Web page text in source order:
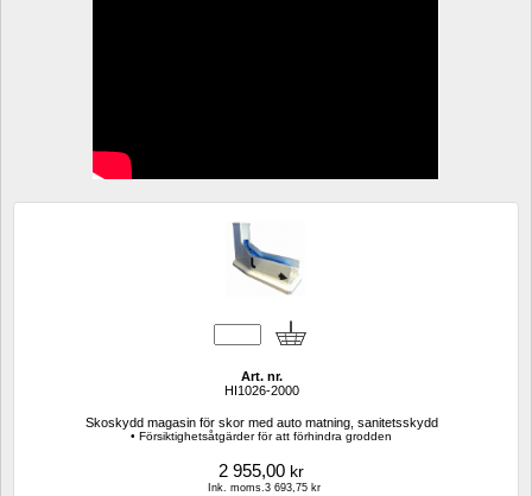
Art. nr.
HI1026-2000
Skoskydd magasin för skor med auto matning, sanitetsskydd
• Försiktighetsåtgärder för att förhindra grodden
2 955,00 kr
Ink. moms.3 693,75 kr